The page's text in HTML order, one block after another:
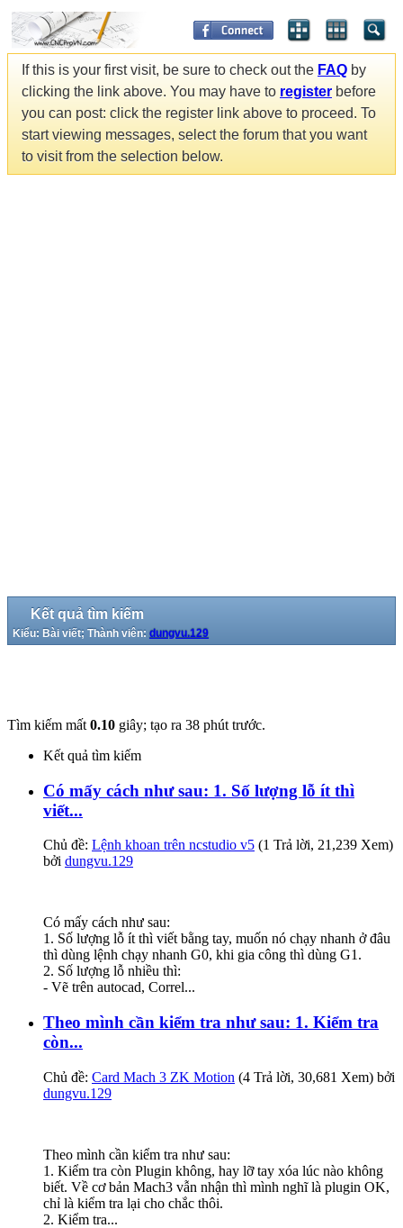
If this is your first visit, be sure to check out the FAQ by
clicking the link above. You may have to register before
you can post: click the register link above to proceed. To
start viewing messages, select the forum that you want
to visit from the selection below.
Kết quả tìm kiếm
Kiểu: Bài viết; Thành viên: dungvu.129
Tìm kiếm mất 0.10 giây; tạo ra 38 phút trước.
Kết quả tìm kiếm
Có mấy cách như sau: 1. Số lượng lỗ ít thì
viết...
Chủ đề: Lệnh khoan trên ncstudio v5 (1 Trả lời, 21,239 Xem)
bởi dungvu.129
Có mấy cách như sau:
1. Số lượng lỗ ít thì viết bằng tay, muốn nó chạy nhanh ở đâu
thì dùng lệnh chạy nhanh G0, khi gia công thì dùng G1.
2. Số lượng lỗ nhiều thì:
- Vẽ trên autocad, Correl...
Theo mình cần kiểm tra như sau: 1. Kiểm tra
còn...
Chủ đề: Card Mach 3 ZK Motion (4 Trả lời, 30,681 Xem) bởi
dungvu.129
Theo mình cần kiểm tra như sau:
1. Kiểm tra còn Plugin không, hay lỡ tay xóa lúc nào không
biết. Về cơ bản Mach3 vẫn nhận thì mình nghĩ là plugin OK,
chỉ là kiểm tra lại cho chắc thôi.
2. Kiểm tra...